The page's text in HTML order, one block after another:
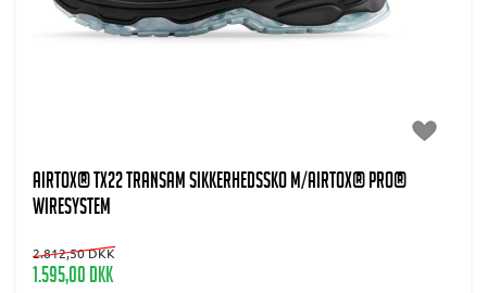
AIRTOX® TX22 TransAm Sikkerhedssko m/AIRTOX® PRO®
wiresystem
2.812,50 DKK
1.595,00 DKK